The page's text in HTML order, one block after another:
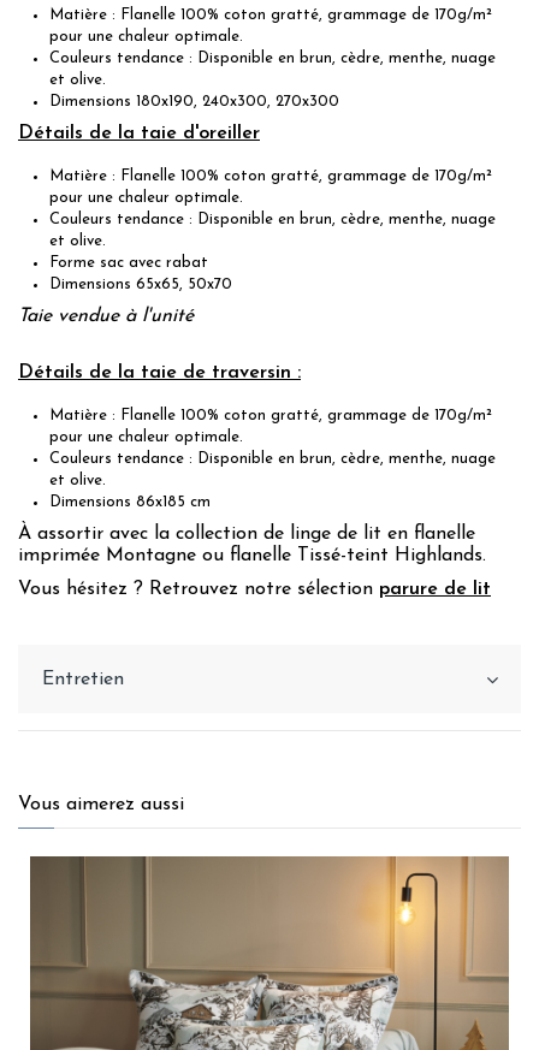
Matière : Flanelle 100% coton gratté, grammage de 170g/m²
pour une chaleur optimale.
Couleurs tendance : Disponible en brun, cèdre, menthe, nuage
et olive.
Dimensions 180x190, 240x300, 270x300
Détails de la taie d'oreiller
Matière : Flanelle 100% coton gratté, grammage de 170g/m²
pour une chaleur optimale.
Couleurs tendance : Disponible en brun, cèdre, menthe, nuage
et olive.
Forme sac avec rabat
Dimensions 65x65, 50x70
Taie vendue à l'unité
Détails de la taie de traversin :
Matière : Flanelle 100% coton gratté, grammage de 170g/m²
pour une chaleur optimale.
Couleurs tendance : Disponible en brun, cèdre, menthe, nuage
et olive.
Dimensions 86x185 cm
À assortir avec la collection de linge de lit en flanelle
imprimée Montagne ou flanelle Tissé-teint Highlands.
Vous hésitez ? Retrouvez notre sélection parure de lit
Entretien
Vous aimerez aussi